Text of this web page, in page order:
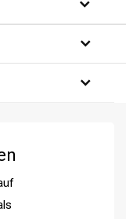
in deiner
Münze.
über dein
einwirken,